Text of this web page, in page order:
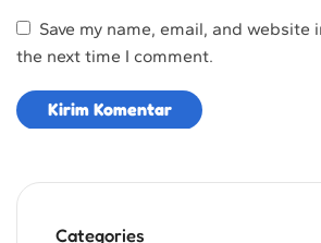
Save my name, email, and website
the next time I comment.
Categories